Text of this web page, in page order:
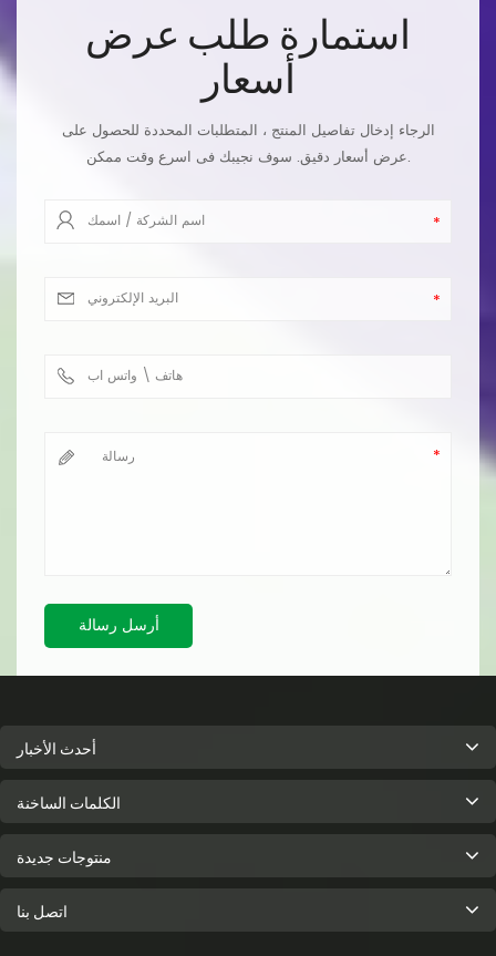
استمارة طلب عرض
أسعار
الرجاء إدخال تفاصيل المنتج ، المتطلبات المحددة للحصول على
عرض أسعار دقيق. سوف نجيبك فى اسرع وقت ممكن.
أرسل رسالة
أحدث الأخبار
الكلمات الساخنة
منتوجات جديدة
اتصل بنا